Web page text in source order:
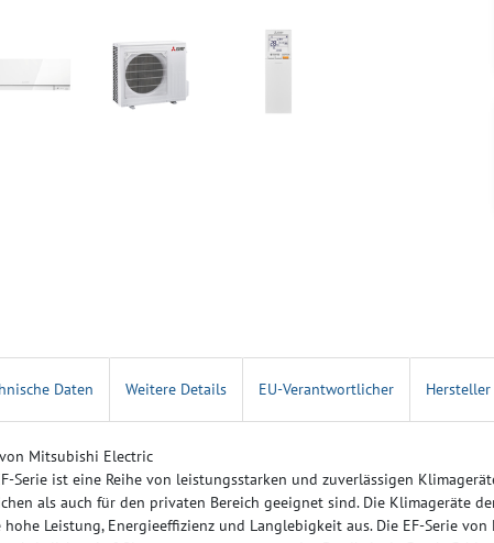
Daten Weitere Details EU-Verantwortlicher Hersteller
Mitsubishi Electric
Serie ist eine Reihe von leistungsstarken und zuverlässigen
als auch für den privaten Bereich geeignet sind. Die Klimageräte
Leistung, Energieeffizienz und Langlebigkeit aus. Die EF-Serie